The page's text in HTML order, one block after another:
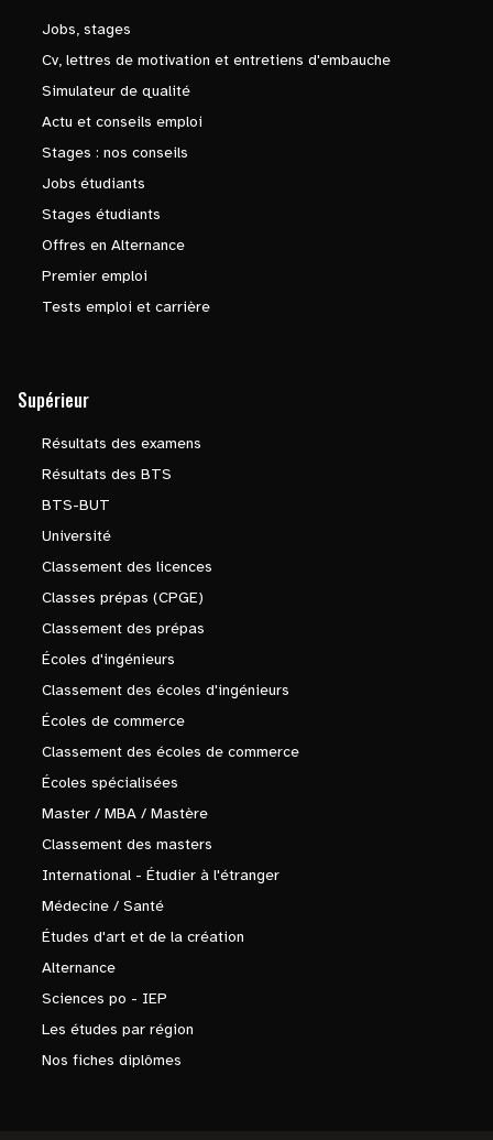
Jobs, stages
Cv, lettres de motivation et entretiens d'embauche
Simulateur de qualité
Actu et conseils emploi
Stages : nos conseils
Jobs étudiants
Stages étudiants
Offres en Alternance
Premier emploi
Tests emploi et carrière
Supérieur
Résultats des examens
Résultats des BTS
BTS-BUT
Université
Classement des licences
Classes prépas (CPGE)
Classement des prépas
Écoles d'ingénieurs
Classement des écoles d'ingénieurs
Écoles de commerce
Classement des écoles de commerce
Écoles spécialisées
Master / MBA / Mastère
Classement des masters
International - Étudier à l'étranger
Médecine / Santé
Études d'art et de la création
Alternance
Sciences po - IEP
Les études par région
Nos fiches diplômes